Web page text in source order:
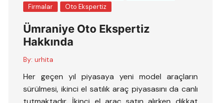
Firmalar
Oto Ekspertiz
Ümraniye Oto Ekspertiz
Hakkında
By: urhita
Her geçen yıl piyasaya yeni model araçların
sürülmesi, ikinci el satılık araç piyasasını da canlı